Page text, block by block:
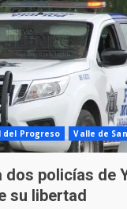
del Progreso Valle de
dos policías de
su libertad